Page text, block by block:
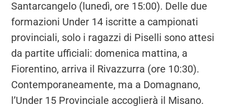
Santarcangelo (lunedì, ore 15:00). Delle due
formazioni Under 14 iscritte a campionati
provinciali, solo i ragazzi di Piselli sono attesi
da partite ufficiali: domenica mattina, a
Fiorentino, arriva il Rivazzurra (ore 10:30).
Contemporaneamente, ma a Domagnano,
l’Under 15 Provinciale accoglierà il Misano.